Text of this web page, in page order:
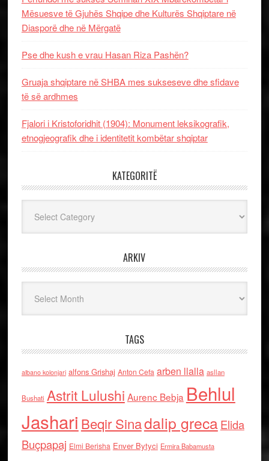
Mësuesve të Gjuhës Shqipe dhe Kulturës Shqiptare në
Diasporë dhe në Mërgatë
Pse dhe kush e vrau Hasan Riza Pashën?
Gruaja shqiptare në SHBA mes sukseseve dhe sfidave
të së ardhmes
Fjalori i Kristoforidhit (1904): Monument leksikografik,
etnogjeografik dhe i identitetit kombëtar shqiptar
KATEGORITË
ARKIV
TAGS
albano kolonjari alfons Grishaj Anton Cefa arben llalla asllan
Bushati Astrit Lulushi Aurenc Bebja Behlul
Jashari Beqir Sinadalip grecaElida
Buçpapaj Elmi Berisha Enver Bytyci Ermira Babamusta